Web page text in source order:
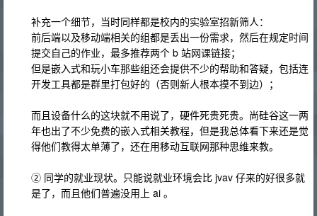
补充一个细节，当时同样都是校内的实验室招新筛人：
前后端以及移动端相关的组都是丢出一份需求，然后在规定时间
提交自己的作业，最多推荐两个 b 站网课链接；
但是嵌入式和玩小车那些组还会提供不少的帮助和答疑，包括连
开发工具都是群里打包好的（否则新人根本摸不到边）；
而且设备什么的这块就不用说了，硬件死贵死贵。尚硅谷这一两
年也出了不少免费的嵌入式相关教程，但是我总体看下来还是觉
得他们教得太单薄了，还在用移动互联网那种思维来教。
② 同学的就业现状。只能说就业环境会比 jvav 仔来的好很多就
是了，而且他们普遍没用上 ai 。